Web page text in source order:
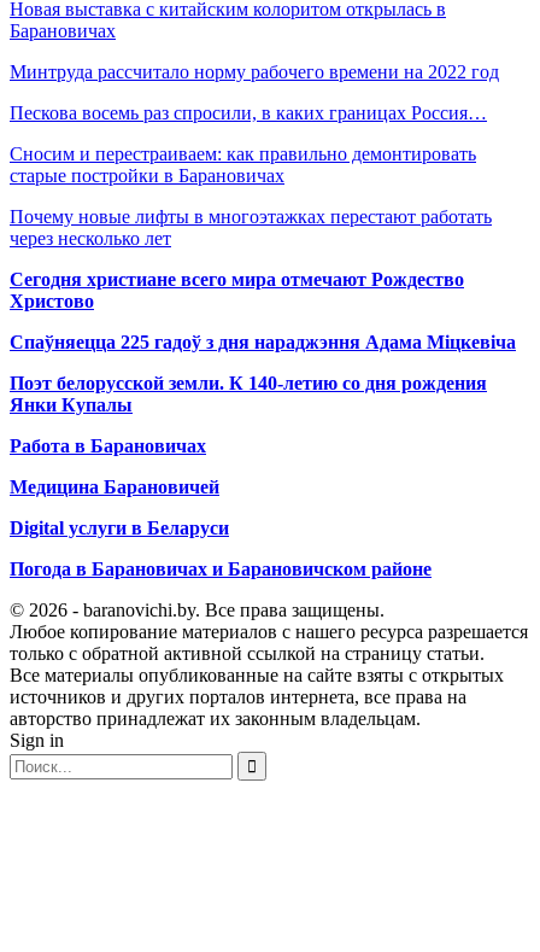
Новая выставка с китайским колоритом открылась в
Барановичах
Минтруда рассчитало норму рабочего времени на 2022 год
Пескова восемь раз спросили, в каких границах Россия…
Сносим и перестраиваем: как правильно демонтировать
старые постройки в Барановичах
Почему новые лифты в многоэтажках перестают работать
через несколько лет
Сегодня христиане всего мира отмечают Рождество
Христово
Спаўняецца 225 гадоў з дня нараджэння Адама Міцкевіча
Поэт белорусской земли. К 140-летию со дня рождения
Янки Купалы
Работа в Барановичах
Медицина Барановичей
Digital услуги в Беларуси
Погода в Барановичах и Барановичском районе
© 2026 - baranovichi.by. Все права защищены.
Любое копирование материалов с нашего ресурса разрешается
только с обратной активной ссылкой на страницу статьи.
Все материалы опубликованные на сайте взяты с открытых
источников и других порталов интернета, все права на
авторство принадлежат их законным владельцам.
Sign in